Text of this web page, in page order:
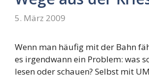
5. März 2009
Wenn man häufig mit der Bahn
es irgendwann ein Problem: was
lesen oder schauen? Selbst mit